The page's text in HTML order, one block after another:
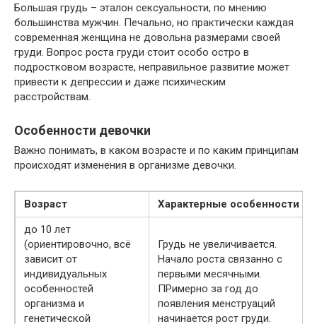
Большая грудь – эталон сексуальности, по мнению
большинства мужчин. Печально, но практически каждая
современная женщина не довольна размерами своей
груди. Вопрос роста груди стоит особо остро в
подростковом возрасте, неправильное развитие может
привести к депрессии и даже психическим
расстройствам.
Особенности девочки
Важно понимать, в каком возрасте и по каким принципам
происходят изменения в организме девочки.
Возраст
Характерные особенности
до 10 лет
(ориентировочно, всё
зависит от
индивидуальных
особенностей
организма и
генетической
Грудь не увеличивается.
Начало роста связанно с
первыми месячными.
ПРимерно за год до
появления менструаций
начинается рост груди.